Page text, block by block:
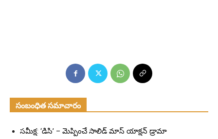
సంబంధిత సమాచారం
సమీక్ష: ‘డిసి’ – మెప్పించే సాలిడ్ మాస్ యాక్షన్ డ్రామా